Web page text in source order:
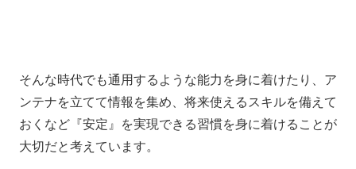
そんな時代でも通用するような能力を身に着けたり、ア
ンテナを立てて情報を集め、将来使えるスキルを備えて
おくなど『安定』を実現できる習慣を身に着けることが
大切だと考えています。